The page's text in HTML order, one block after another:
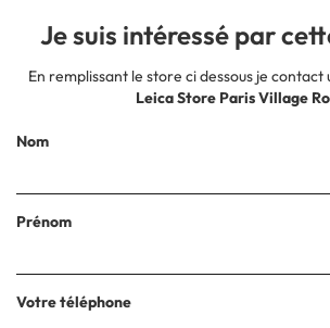
Je suis intéressé par
En remplissant le store ci dessous je
Leica Store Paris Village
Nom
Prénom
Votre téléphone